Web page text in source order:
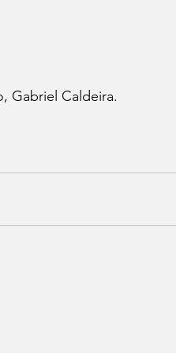
Gabriel Caldeira.